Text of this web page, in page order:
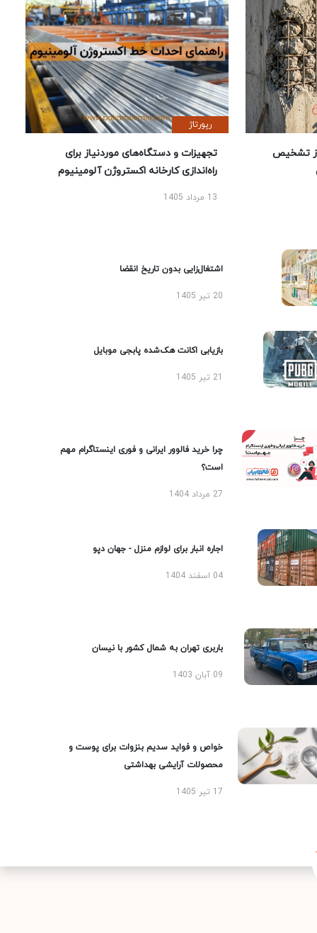
تشخیص
رپورتاژ
تجهیزات و دستگاه‌های موردنیاز برای
راه‌اندازی کارخانه اکستروژن آلومینیوم
13 مرداد 1405
اشتغال‌زایی بدون تاریخ انقضا
20 تیر 1405
بازیابی اکانت هک‌شده پابجی موبایل
چرا خرید فالوور ایرانی و فوری اینستاگرام مهم
است؟
27 مرداد 1404
اجاره انبار برای لوازم منزل - جهان دپو
04 اسفند 1404
باربری تهران به شمال کشور با نیسان
09 آبان 1403
خواص و فواید سدیم بنزوات برای پوست و
محصولات آرایشی بهداشتی
17 تیر 1405